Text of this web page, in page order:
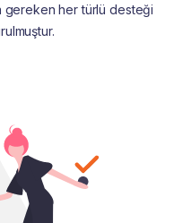
gereken her türlü desteği